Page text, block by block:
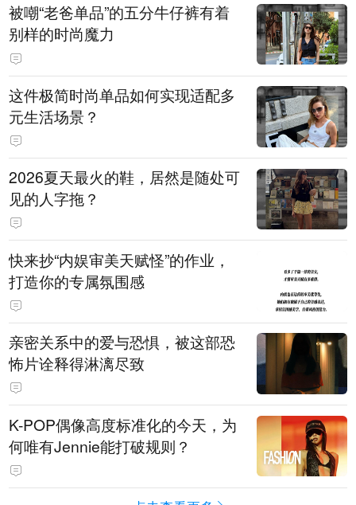
被嘲“老爸单品”的五分牛仔裤有着
别样的时尚魔力
这件极简时尚单品如何实现适配多
元生活场景？
2026夏天最火的鞋，居然是随处可
见的人字拖？
快来抄“内娱审美天赋怪”的作业，
打造你的专属氛围感
亲密关系中的爱与恐惧，被这部恐
怖片诠释得淋漓尽致
K-POP偶像高度标准化的今天，为
何唯有Jennie能打破规则？